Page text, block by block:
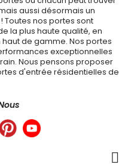
aussi désormais un
nos portes sont
la plus haute qualité, en
de gamme. Nos portes
exceptionnelles
Nous pensons proposer
d'entrée résidentielles de